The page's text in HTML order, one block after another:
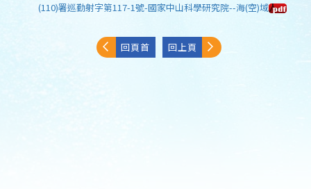
(110)署巡勤射字第117-1號-國家中山科學研究院--海(空)域
回頁首 回上頁